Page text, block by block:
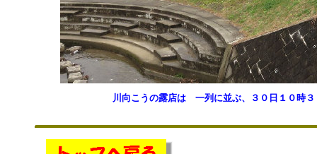
川向こうの露店は 一列に並ぶ、３０日１０時３